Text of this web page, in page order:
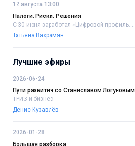
12 августа 13:00
Налоги. Риски. Решения
С 30 июня заработал «Цифровой профиль....
Татьяна Вахрамян
Лучшие эфиры
2026-06-24
Пути развития со Станиславом Логуновым
ТРИЗ и бизнес
Денис Кузавлёв
2026-01-28
Большая разборка